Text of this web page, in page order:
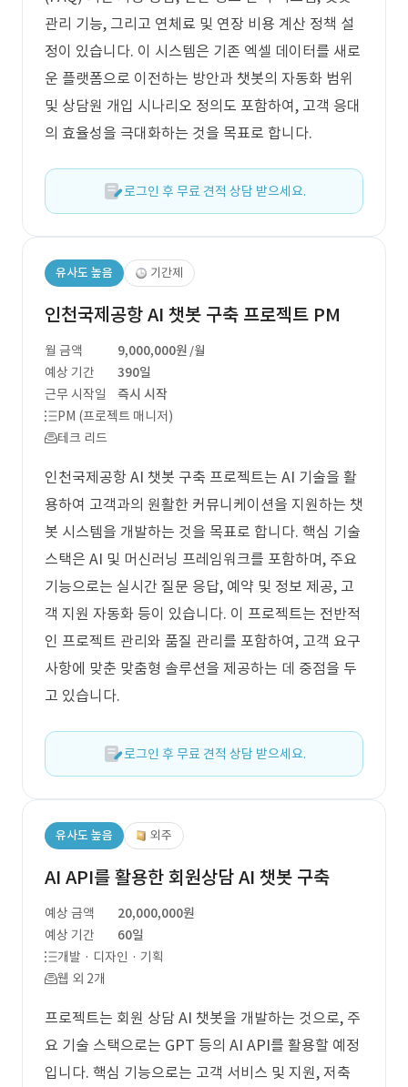
관리 기능, 그리고 연체료 및 연장 비용 계산 정책 설
정이 있습니다. 이 시스템은 기존 엑셀 데이터를 새로
운 플랫폼으로 이전하는 방안과 챗봇의 자동화 범위
및 상담원 개입 시나리오 정의도 포함하여, 고객 응대
의 효율성을 극대화하는 것을 목표로 합니다.
로그인 후 무료 견적 상담 받으세요.
유사도 높음 기간제
인천국제공항 AI 챗봇 구축 프로젝트 PM
월 금액 9,000,000원 /월
예상 기간
390일
근무 시작일
즉시 시작
PM (프로젝트 매니저)
테크 리드
인천국제공항 AI 챗봇 구축 프로젝트는 AI 기술을 활
용하여 고객과의 원활한 커뮤니케이션을 지원하는 챗
봇 시스템을 개발하는 것을 목표로 합니다. 핵심 기술
스택은 AI 및 머신러닝 프레임워크를 포함하며, 주요
기능으로는 실시간 질문 응답, 예약 및 정보 제공, 고
객 지원 자동화 등이 있습니다. 이 프로젝트는 전반적
인 프로젝트 관리와 품질 관리를 포함하여, 고객 요구
사항에 맞춘 맞춤형 솔루션을 제공하는 데 중점을 두
고 있습니다.
로그인 후 무료 견적 상담 받으세요.
유사도 높음 외주
AI API를 활용한 회원상담 AI 챗봇 구축
예상 금액
20,000,000원
예상 기간
60일
개발 · 디자인 · 기획
웹 외 2개
프로젝트는 회원 상담 AI 챗봇을 개발하는 것으로, 주
요 기술 스택으로는 GPT 등의 AI API를 활용할 예정
입니다. 핵심 기능으로는 고객 서비스 및 지원, 저축